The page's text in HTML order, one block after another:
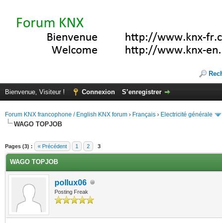
Bienvenue, Visiteur ! Connexion S’enregistrer
Forum KNX francophone / English KNX forum › Français › Electricité générale
WAGO TOPJOB
Pages (3) : « Précédent 1 2 3
WAGO TOPJOB
pollux06
Posting Freak